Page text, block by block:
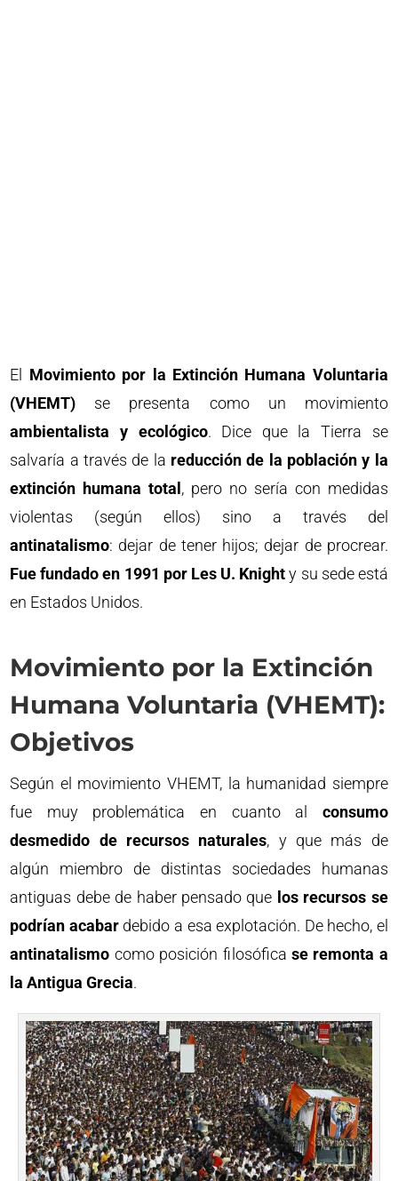
El Movimiento por la Extinción Humana Voluntaria
(VHEMT) se presenta como un movimiento
ambientalista y ecológico. Dice que la Tierra se
salvaría a través de la reducción de la población y la
extinción humana total , pero no sería con medidas
violentas (según ellos) sino a través del
antinatalismo: dejar de tener hijos; dejar de procrear.
Fue fundado en 1991 por Les U. Knighty su sede está
en Estados Unidos.
Movimiento por la Extinción
Humana Voluntaria (VHEMT):
Objetivos
Según el movimiento VHEMT, la humanidad siempre
fue muy problemática en cuanto al consumo
desmedido de recursos naturales, y que más de
algún miembro de distintas sociedades humanas
antiguas debe de haber pensado que los recursos se
podrían acabardebido a esa explotación. De hecho, el
antinatalismo como posición filosófica se remonta a
la Antigua Grecia.